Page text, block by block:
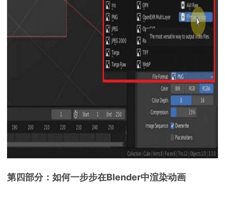
第四部分：如何一步步在Blender中渲染动画